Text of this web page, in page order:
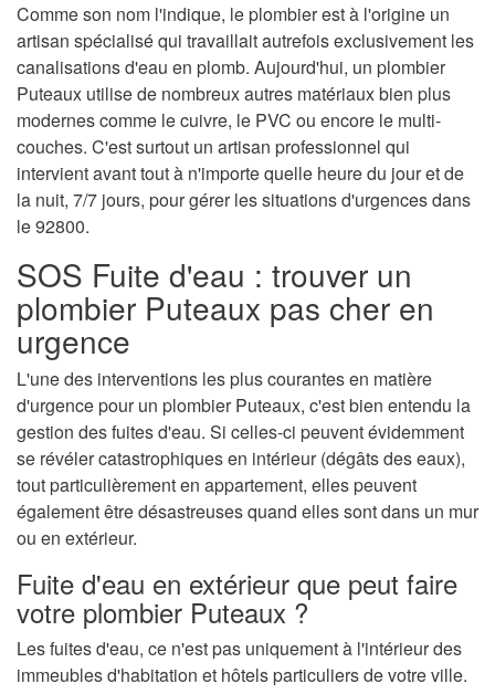
Comme son nom l'indique, le plombier est à l'origine un
artisan spécialisé qui travaillait autrefois exclusivement les
canalisations d'eau en plomb. Aujourd'hui, un plombier
Puteaux utilise de nombreux autres matériaux bien plus
modernes comme le cuivre, le PVC ou encore le multi-
couches. C'est surtout un artisan professionnel qui
intervient avant tout à n'importe quelle heure du jour et de
la nuit, 7/7 jours, pour gérer les situations d'urgences dans
le 92800.
SOS Fuite d'eau : trouver un
plombier Puteaux pas cher en
urgence
L'une des interventions les plus courantes en matière
d'urgence pour un plombier Puteaux, c'est bien entendu la
gestion des fuites d'eau. Si celles-ci peuvent évidemment
se révéler catastrophiques en intérieur (dégâts des eaux),
tout particulièrement en appartement, elles peuvent
également être désastreuses quand elles sont dans un mur
ou en extérieur.
Fuite d'eau en extérieur que peut faire
votre plombier Puteaux ?
Les fuites d'eau, ce n'est pas uniquement à l'intérieur des
immeubles d'habitation et hôtels particuliers de votre ville.